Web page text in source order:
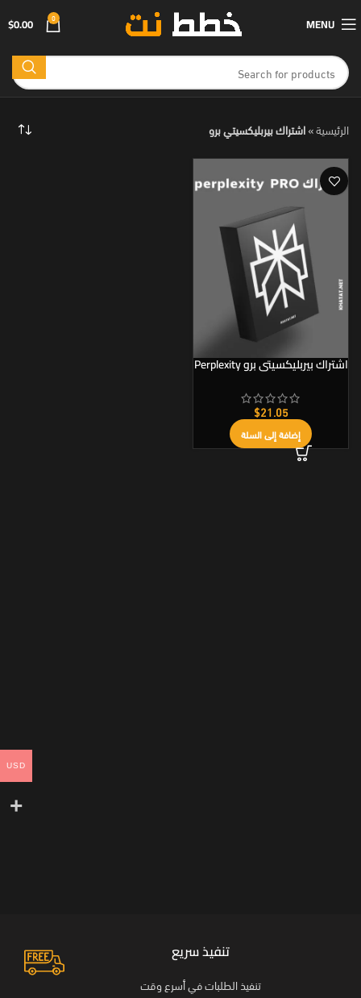
MENU ر.س0.00
الرئيسية»اشتراك بيربليكسيتي برو
اشتراك بيربليكسيتي برو Perplexity
AI Pro رسمي
$21.05
إضافة إلى السلة
تنفيذ سريع
تنفيذ الطلبات في أسرع وقت
USD